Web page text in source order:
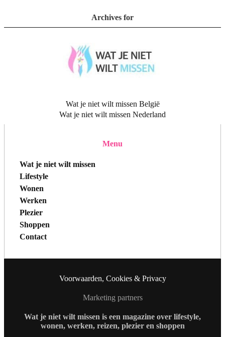
Archives for
Wat je niet wilt missen België
Wat je niet wilt missen Nederland
Menu
Wat je niet wilt missen
Lifestyle
Wonen
Werken
Plezier
Shoppen
Contact
Voorwaarden, Cookies & Privacy
Marketing partners
Wat je niet wilt missen is een magazine over lifestyle,
wonen, werken, reizen, plezier en shoppen